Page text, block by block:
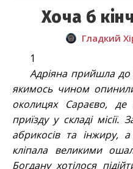
Хоча б
Гладкий
1
Адріяна прийшла до
якимось чином
околицях Сараєво,
приїзду у складі місії.
абрикосів та інжиру,
кліпала великими
Богдану хотілося